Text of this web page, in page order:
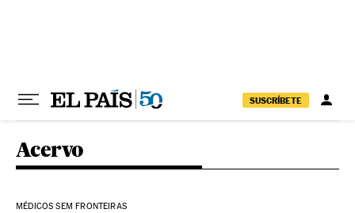
SUSCRÍBETE
Acervo
MÉDICOS SEM FRONTEIRAS